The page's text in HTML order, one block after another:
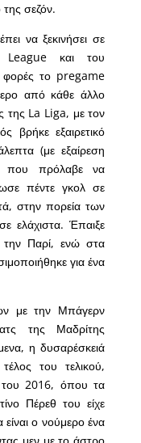
της σεζόν.
να ξεκινήσει σε
League και του
φορές το pregame
από κάθε άλλο
της La Liga, με τον
βρήκε εξαιρετικό
(με εξαίρεση
που πρόλαβε να
πέντε γκολ σε
στην πορεία των
ελάχιστα. Έπαιξε
Παρί, ενώ στα
για ένα
με την Μπάγερν
της Μαδρίτης
η δυσαρέσκειά
του τελικού,
2016, όπου τα
Πέρεθ του είχε
είναι ο νούμερο ένα